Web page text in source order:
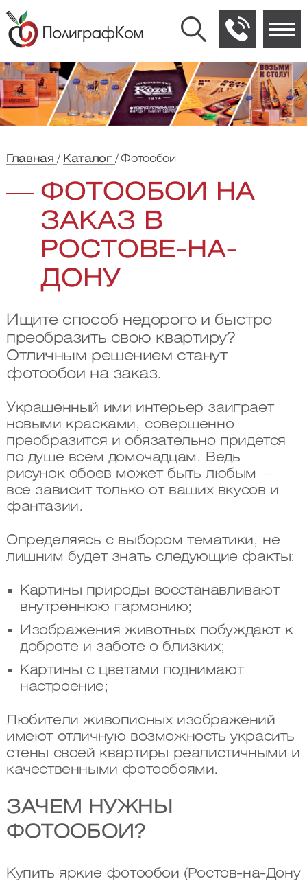
Главная Каталог Фотообои
ФОТООБОИ НА
ЗАКАЗ В
РОСТОВЕ-НА-
ДОНУ
Ищите способ недорого и быстро
преобразить свою квартиру?
Отличным решением станут
фотообои на заказ.
Украшенный ими интерьер заиграет
новыми красками, совершенно
преобразится и обязательно придется
по душе всем домочадцам. Ведь
рисунок обоев может быть любым —
все зависит только от ваших вкусов и
фантазии.
Определяясь с выбором тематики, не
лишним будет знать следующие факты:
Картины природы восстанавливают
внутреннюю гармонию;
Изображения животных побуждают к
доброте и заботе о близких;
Картины с цветами поднимают
настроение;
Любители живописных изображений
имеют отличную возможность украсить
стены своей квартиры реалистичными и
качественными фотообоями.
ЗАЧЕМ НУЖНЫ
ФОТООБОИ?
Купить яркие фотообои (Ростов-на-Дону